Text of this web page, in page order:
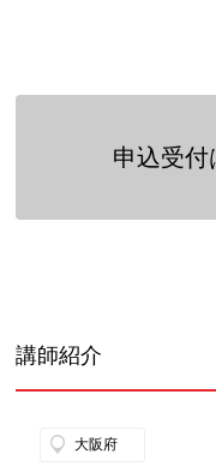
申込受付
講師紹介
大阪府